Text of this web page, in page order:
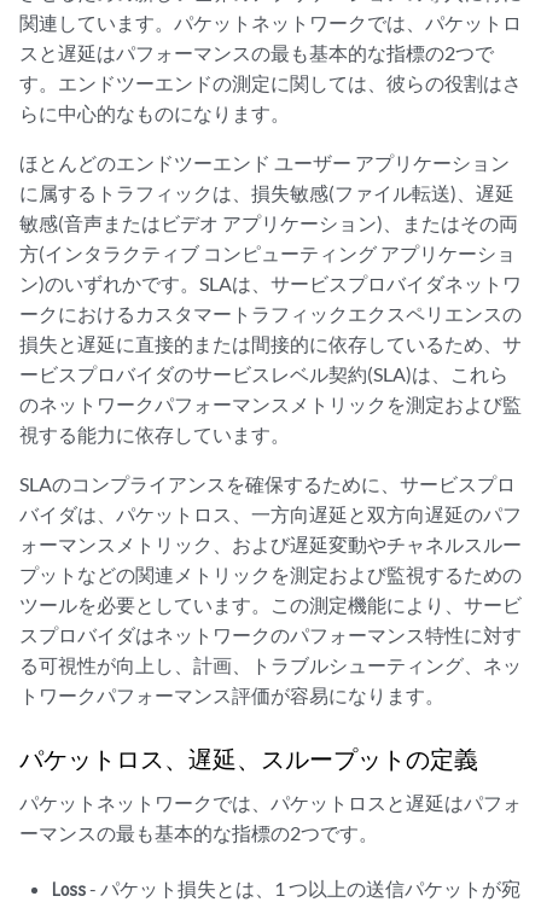
関連しています。パケットネットワークでは、パケットロ
スと遅延はパフォーマンスの最も基本的な指標の2つで
す。エンドツーエンドの測定に関しては、彼らの役割はさ
らに中心的なものになります。
ほとんどのエンドツーエンド ユーザー アプリケーション
に属するトラフィックは、損失敏感(ファイル転送)、遅延
敏感(音声またはビデオ アプリケーション)、またはその両
方(インタラクティブ コンピューティング アプリケーショ
ン)のいずれかです。SLAは、サービスプロバイダネットワ
ークにおけるカスタマートラフィックエクスペリエンスの
損失と遅延に直接的または間接的に依存しているため、サ
ービスプロバイダのサービスレベル契約(SLA)は、これら
のネットワークパフォーマンスメトリックを測定および監
視する能力に依存しています。
SLAのコンプライアンスを確保するために、サービスプロ
バイダは、パケットロス、一方向遅延と双方向遅延のパフ
ォーマンスメトリック、および遅延変動やチャネルスルー
プットなどの関連メトリックを測定および監視するための
ツールを必要としています。この測定機能により、サービ
スプロバイダはネットワークのパフォーマンス特性に対す
る可視性が向上し、計画、トラブルシューティング、ネッ
トワークパフォーマンス評価が容易になります。
パケットロス、遅延、スループットの定義
パケットネットワークでは、パケットロスと遅延はパフォ
ーマンスの最も基本的な指標の2つです。
Loss- パケット損失とは、1 つ以上の送信パケットが宛